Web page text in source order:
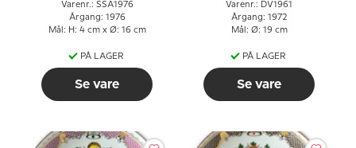
Varenr.: SSA1976
Årgang: 1976
Mål: H: 4 cm x Ø: 16 cm
PÅ LAGER
Se vare
Varenr.: DV1961
Årgang: 1972
Mål: Ø: 19 cm
PÅ LAGER
Se vare